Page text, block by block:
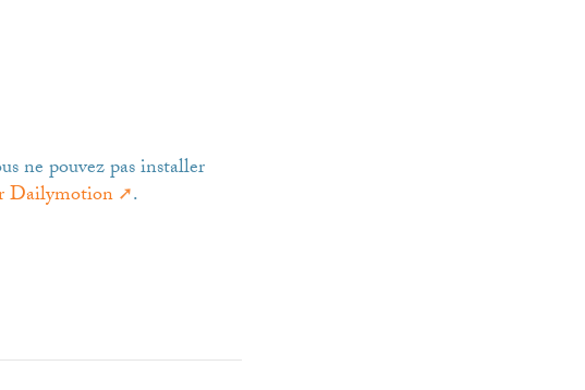
ne pouvez pas installer
Dailymotion .